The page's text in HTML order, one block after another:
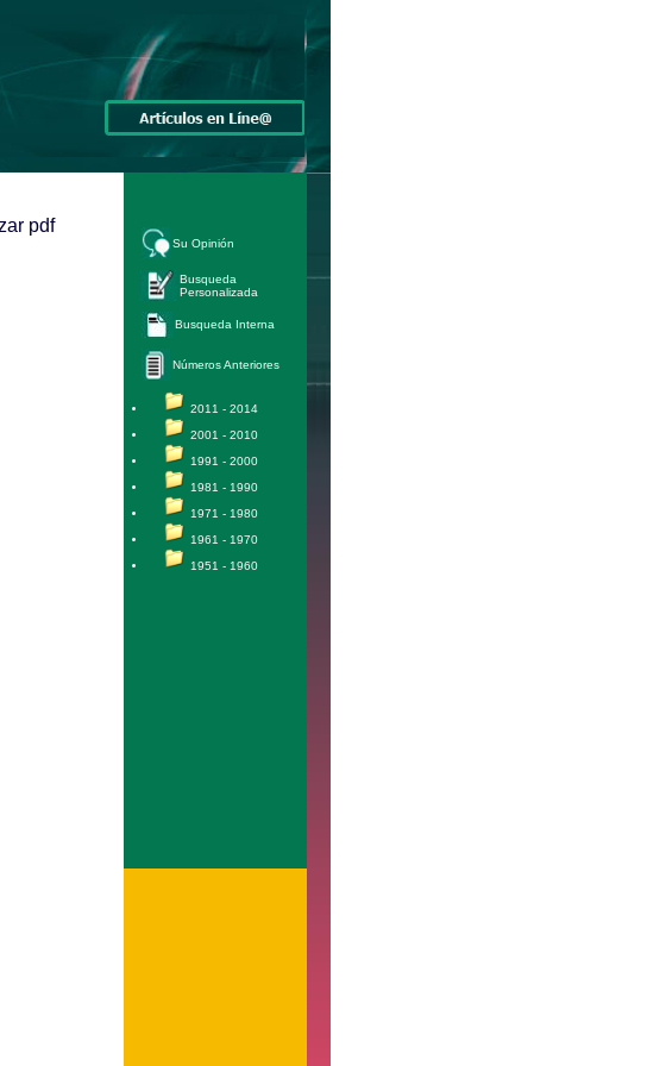
pdf
Su Opinión
Busqueda
Personalizada
Busqueda Interna
Números Anteriores
2011 - 2014
2001 - 2010
1991 - 2000
1981 - 1990
1971 - 1980
1961 - 1970
1951 - 1960